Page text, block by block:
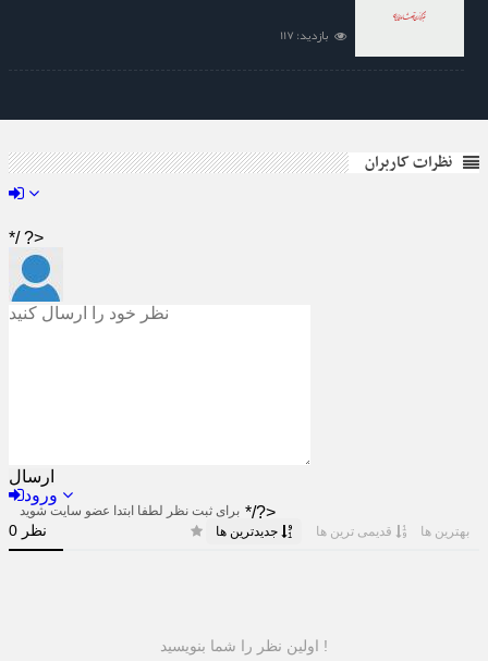
بازدید: 117
نظرات کاربران